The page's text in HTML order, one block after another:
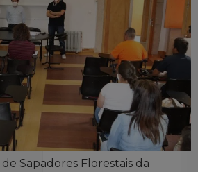
Sapadores Florestais da